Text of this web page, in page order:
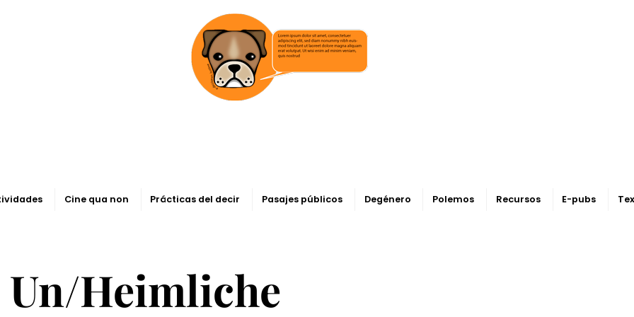
Cine qua non Prácticas del decir Pasajes públicos Degénero Polemos Recursos E-pubs
Un/Heimliche